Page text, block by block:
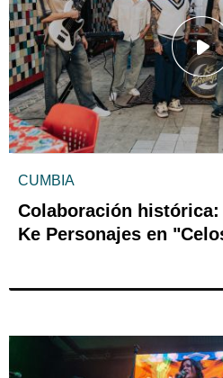
CUMBIA
Colaboración
Ke Personajes en